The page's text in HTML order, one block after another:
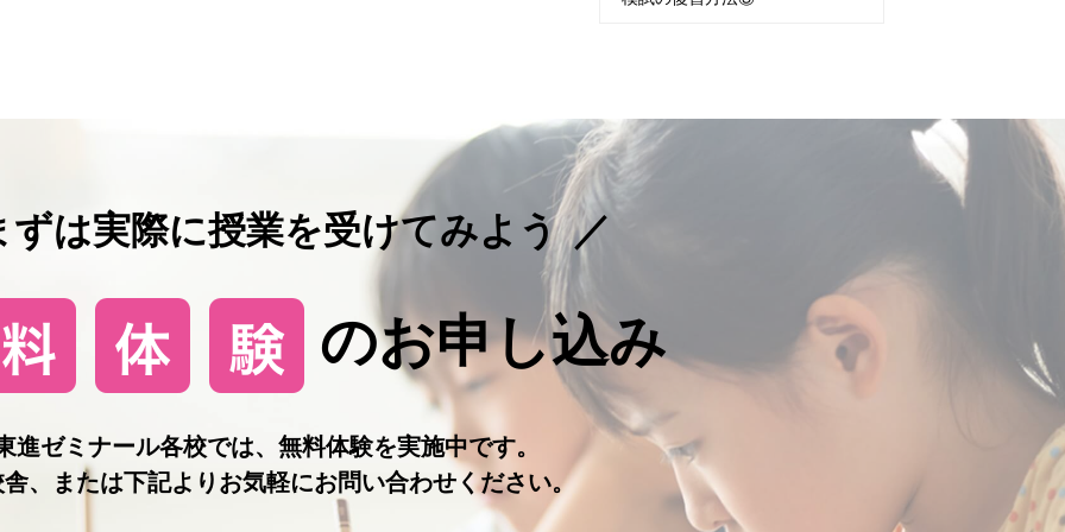
ずは実際に授業を受けてみよう
のお申し込み
進ゼミナール各校では、無料体験を実施中です。
、または下記よりお気軽にお問い合わせください。